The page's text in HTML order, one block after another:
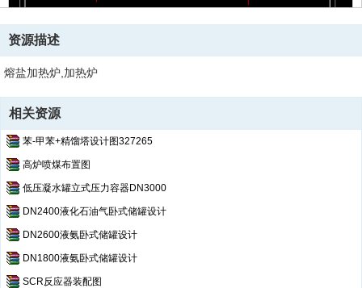
资源描述
熔盐加热炉,加热炉
相关资源
苯-甲苯+精馏塔设计图327265
高炉喷煤布置图
低压凝水罐立式压力容器DN3000
DN2400液化石油气卧式储罐设计
DN2600液氨卧式储罐设计
DN1800液氨卧式储罐设计
SCR反应器装配图